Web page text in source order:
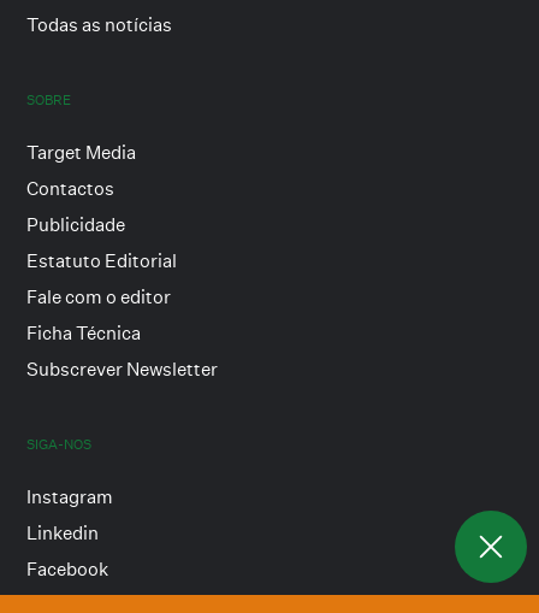
Todas as notícias
SOBRE
Target Media
Contactos
Publicidade
Estatuto Editorial
Fale com o editor
Ficha Técnica
Subscrever Newsletter
SIGA-NOS
Instagram
Linkedin
Facebook